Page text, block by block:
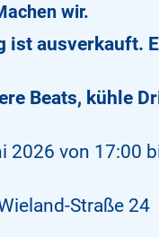
wir.
ist ausverkauft.
Beats, kühle
2026 von 17:00
Straße 24